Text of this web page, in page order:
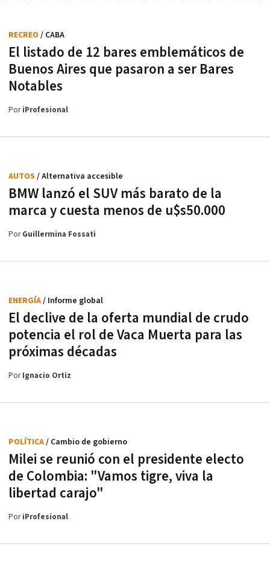
El listado de 12 bares emblemáticos de
Buenos Aires que pasaron a ser Bares
Notables
RECREO / CABA
PoriProfesional
BMW lanzó el SUV más barato de la
marca y cuesta menos de u$s50.000
AUTOS / Alternativa accesible
PorGuillermina Fossati
El declive de la oferta mundial de crudo
potencia el rol de Vaca Muerta para las
próximas décadas
ENERGÍA/ Informe global
PorIgnacio Ortiz
Milei se reunió con el presidente electo
de Colombia: "Vamos tigre, viva la
libertad carajo"
POLÍTICA/ Cambio de gobierno
PoriProfesional